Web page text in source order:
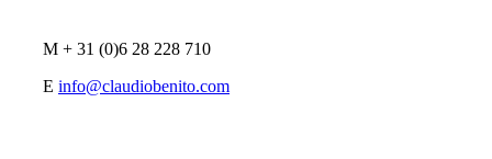
M + 31 (0)6 28 228 710
E info@claudiobenito.com